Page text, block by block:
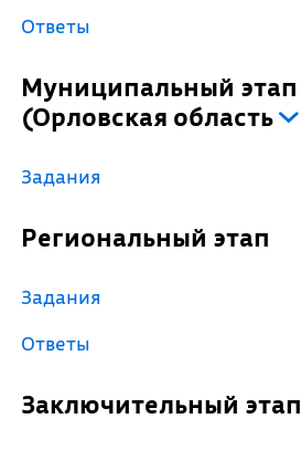
Ответы
Муниципальный этап
(Орловская область
Задания
Региональный этап
Задания
Ответы
Заключительный этап